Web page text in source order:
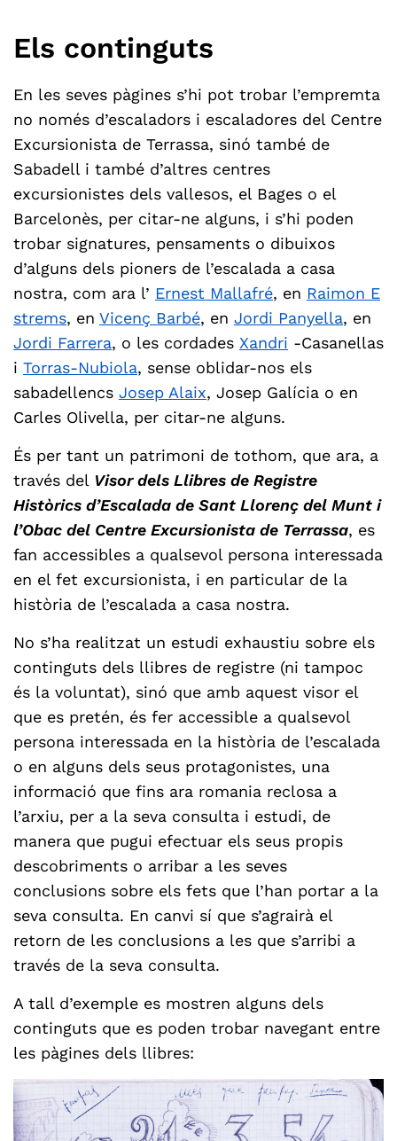
Els continguts
En les seves pàgines s’hi pot trobar l’empremta
no només d’escaladors i escaladores del Centre
Excursionista de Terrassa, sinó també de
Sabadell i també d’altres centres
excursionistes dels vallesos, el Bages o el
Barcelonès, per citar-ne alguns, i s’hi poden
trobar signatures, pensaments o dibuixos
d’alguns dels pioners de l’escalada a casa
nostra, com ara l’ Ernest Mallafré, en Raimon E
strems, en Vicenç Barbé, en Jordi Panyella, en
Jordi Farrera, o les cordades Xandri -Casanellas
i Torras-Nubiola, sense oblidar-nos els
sabadellencs Josep Alaix, Josep Galícia o en
Carles Olivella, per citar-ne alguns.
És per tant un patrimoni de tothom, que ara, a
través del Visor dels Llibres de Registre
Històrics d’Escalada de Sant Llorenç del Munt i
l’Obac del Centre Excursionista de Terrassa, es
fan accessibles a qualsevol persona interessada
en el fet excursionista, i en particular de la
història de l’escalada a casa nostra.
No s’ha realitzat un estudi exhaustiu sobre els
continguts dels llibres de registre (ni tampoc
és la voluntat), sinó que amb aquest visor el
que es pretén, és fer accessible a qualsevol
persona interessada en la història de l’escalada
o en alguns dels seus protagonistes, una
informació que fins ara romania reclosa a
l’arxiu, per a la seva consulta i estudi, de
manera que pugui efectuar els seus propis
descobriments o arribar a les seves
conclusions sobre els fets que l’han portar a la
seva consulta. En canvi sí que s’agrairà el
retorn de les conclusions a les que s’arribi a
través de la seva consulta.
A tall d’exemple es mostren alguns dels
continguts que es poden trobar navegant entre
les pàgines dels llibres: